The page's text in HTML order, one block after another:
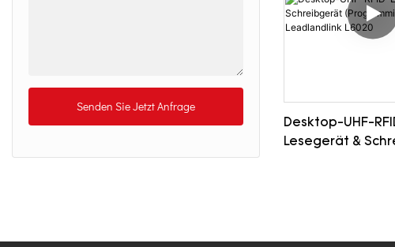
Senden Sie Jetzt Anfrage
Desktop-UHF-
Lesegerät &